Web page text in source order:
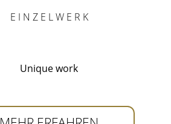
E I N Z E L W E R K
Unique work